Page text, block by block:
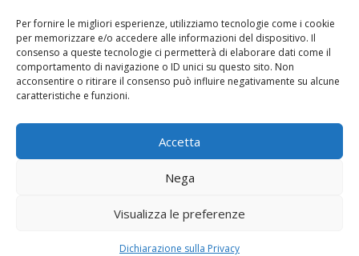
Per fornire le migliori esperienze, utilizziamo tecnologie come i cookie
per memorizzare e/o accedere alle informazioni del dispositivo. Il
consenso a queste tecnologie ci permetterà di elaborare dati come il
comportamento di navigazione o ID unici su questo sito. Non
acconsentire o ritirare il consenso può influire negativamente su alcune
caratteristiche e funzioni.
Accetta
Nega
Visualizza le preferenze
Dichiarazione sulla Privacy
SEND
CONTATTI
fabricaharmonica.management@gmail.com
Policy & Cookie Policy →